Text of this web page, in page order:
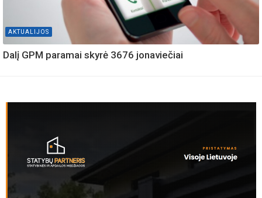
AKTUALIJOS
Dalį GPM paramai skyrė 3676 jonaviečiai